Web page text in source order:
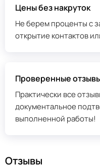
Цены без накруток
Не берем проценты с
открытие контактов
Проверенные
Практически все
документальное
выполненной работы!
Отзывы